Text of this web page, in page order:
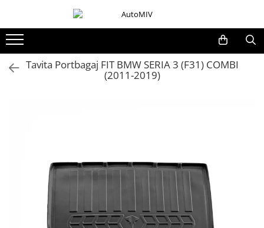
Oferta Saptamanii
Butoane Blocare/Deblocare
Buton Frana
Buton Clapeta Rezervor
Buton Portbagaj
Tavita Portbagaj FIT BMW SERIA 3 (F31) COMBI
(2011-2019)